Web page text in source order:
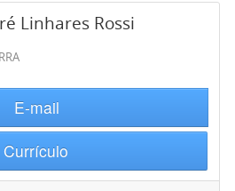
Linhares Rossi
E-mail
Currículo